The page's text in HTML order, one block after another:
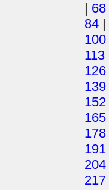
| 68
84 |
100
113
126
139
152
165
178
191
204
217